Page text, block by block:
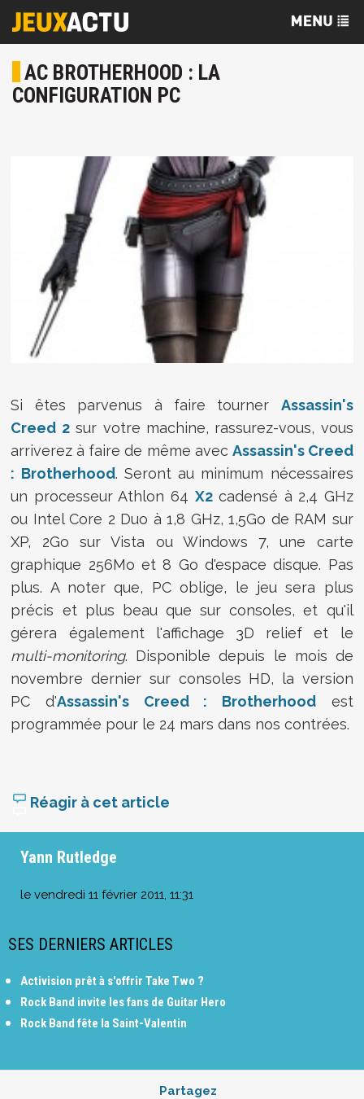
AC BROTHERHOOD : LA
CONFIGURATION PC
Si êtes parvenus à faire tourner Assassin's
Creed 2sur votre machine, rassurez-vous, vous
arriverez à faire de même avec Assassin's Creed
: Brotherhood. Seront au minimum nécessaires
un processeur Athlon 64 X2cadensé à 2,4 GHz
ou Intel Core 2 Duo à 1,8 GHz, 1,5Go de RAM sur
XP, 2Go sur Vista ou Windows 7, une carte
graphique 256Mo et 8 Go d'espace disque. Pas
plus. A noter que, PC oblige, le jeu sera plus
précis et plus beau que sur consoles, et qu'il
gérera également l'affichage 3D relief et le
multi-monitoring. Disponible depuis le mois de
novembre dernier sur consoles HD, la version
PC d'Assassin's Creed : Brotherhoodest
programmée pour le 24 mars dans nos contrées.
Réagir à cet article
Yann Rutledge
le vendredi 11 février 2011, 11:31
SES DERNIERS ARTICLES
Activision prêt à s'offrir Take Two ?
Rock Band invite les fans de Guitar Hero
Rock Band fête la Saint-Valentin
Partagez